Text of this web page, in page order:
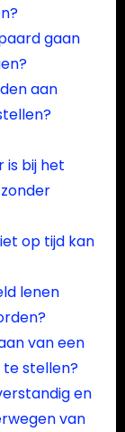
gaan
aan
bij het
op tijd kan
lenen
van een
te stellen?
en
van